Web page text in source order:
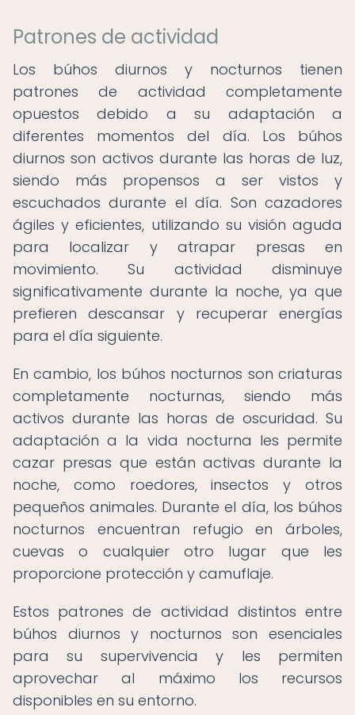
Patrones de actividad
Los búhos diurnos y nocturnos tienen
patrones de actividad completamente
opuestos debido a su adaptación a
diferentes momentos del día. Los búhos
diurnos son activos durante las horas de luz,
siendo más propensos a ser vistos y
escuchados durante el día. Son cazadores
ágiles y eficientes, utilizando su visión aguda
para localizar y atrapar presas en
movimiento. Su actividad disminuye
significativamente durante la noche, ya que
prefieren descansar y recuperar energías
para el día siguiente.
En cambio, los búhos nocturnos son criaturas
completamente nocturnas, siendo más
activos durante las horas de oscuridad. Su
adaptación a la vida nocturna les permite
cazar presas que están activas durante la
noche, como roedores, insectos y otros
pequeños animales. Durante el día, los búhos
nocturnos encuentran refugio en árboles,
cuevas o cualquier otro lugar que les
proporcione protección y camuflaje.
Estos patrones de actividad distintos entre
búhos diurnos y nocturnos son esenciales
para su supervivencia y les permiten
aprovechar al máximo los recursos
disponibles en su entorno.